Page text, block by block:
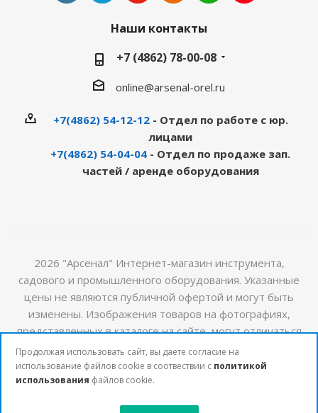
Наши контакты
+7 (4862) 78-00-08
online@arsenal-orel.ru
+7(4862) 54-12-12- Отдел по работе с юр.
лицами
+7(4862) 54-04-04 - Отдел по продаже зап.
частей / аренде оборудования
2026 "Арсенал" Интернет-магазин инструмента,
садового и промышленного оборудования. Указанные
цены не являются публичной офертой и могут быть
изменены. Изображения товаров на фотографиях,
представленных в каталоге на сайте, могут отличаться
от оригиналов. Актуальную информацию о стоимости и
наличии товаров можно получить у наших менеджеров
Продолжая использовать сайт, вы даете согласие на
использование файлов cookie в соотвествии с политикой
использования файлов cookie.